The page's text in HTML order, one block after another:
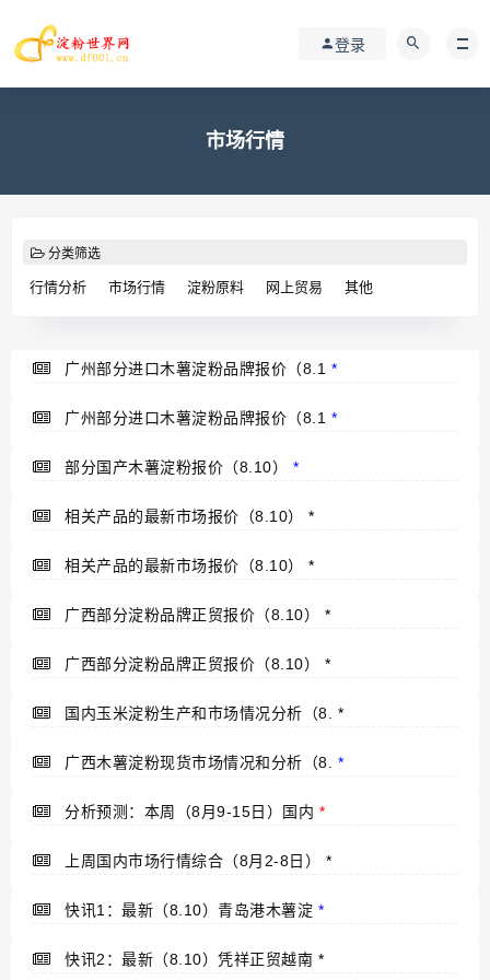
登录
市场行情
分类筛选
行情分析 市场行情 淀粉原料 网上贸易 其他
广州部分进口木薯淀粉品牌报价（8.1 *
广州部分进口木薯淀粉品牌报价（8.1 *
部分国产木薯淀粉报价（8.10） *
相关产品的最新市场报价（8.10） *
相关产品的最新市场报价（8.10） *
广西部分淀粉品牌正贸报价（8.10） *
广西部分淀粉品牌正贸报价（8.10） *
国内玉米淀粉生产和市场情况分析（8. *
广西木薯淀粉现货市场情况和分析（8. *
分析预测：本周（8月9-15日）国内 *
上周国内市场行情综合（8月2-8日） *
快讯1：最新（8.10）青岛港木薯淀 *
快讯2：最新（8.10）凭祥正贸越南 *